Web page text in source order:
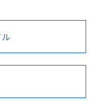
、以下を必ずお読